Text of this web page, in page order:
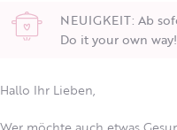
NEUIGKEIT: Ab
Do it your own
Hallo Ihr Lieben,